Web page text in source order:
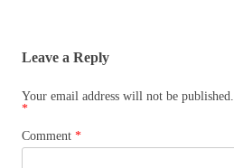
Leave a Reply
Your email address will not be published.
*
Comment *